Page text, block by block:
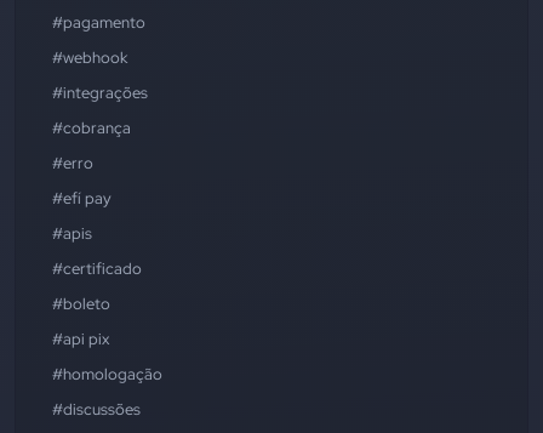
#pagamento
#webhook
#integrações
#cobrança
#erro
#efí pay
#apis
#certificado
#boleto
#api pix
#homologação
#discussões